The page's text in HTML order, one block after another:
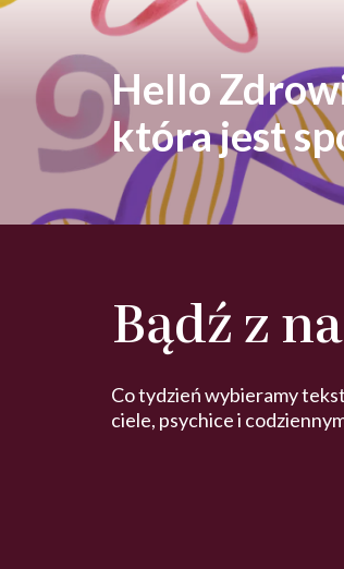
Hello
która jest
Bądź z
Co tydzień wybieramy
ciele, psychice i